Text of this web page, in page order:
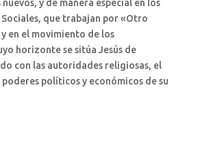
y de manera especial en los
que trabajan por «Otro
en el movimiento de los
horizonte se sitúa Jesús de
con las autoridades religiosas, el
políticos y económicos de su